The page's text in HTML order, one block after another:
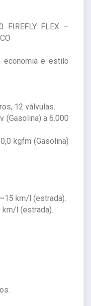
FIREFLY FLEX –
economia e estilo
12 válvulas.
(Gasolina) a 6.000
kgfm (Gasolina)
km/l (estrada).
l (estrada).